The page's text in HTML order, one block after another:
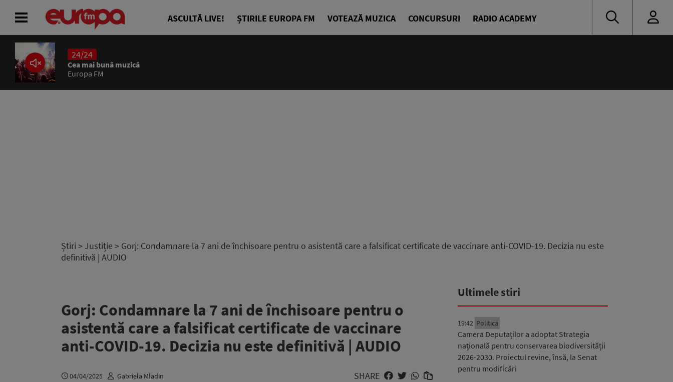
ASCULTĂ LIVE! ȘTIRILE EUROPA FM VOTEAZĂ MUZICA CONCURSURI RADIO ACADEMY
24/24
Cea mai bună muzică
Europa FM
Știri > Justiție > Gorj: Condamnare la 7 ani de închisoare pentru o asistentă care a falsificat certificate de vaccinare anti-COVID-19. Decizia nu este
definitivă | AUDIO
Gorj: Condamnare la 7 ani de închisoare pentru o
asistentă care a falsificat certificate de vaccinare
anti-COVID-19. Decizia nu este definitivă | AUDIO
04/04/2025 Gabriela Mladin SHARE
Ultimele stiri
19:42 Politica
Camera Deputaților a adoptat Strategia
națională pentru conservarea biodiversității
2026-2030. Proiectul revine, însă, la Senat
pentru modificări
ACASĂ
ȘTIRI